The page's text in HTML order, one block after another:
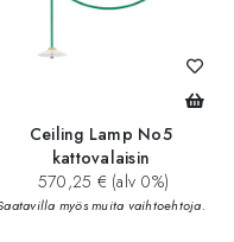
Ceiling Lamp No5
kattovalaisin
570,25 € (alv 0%)
myös muita vaihtoehtoja.